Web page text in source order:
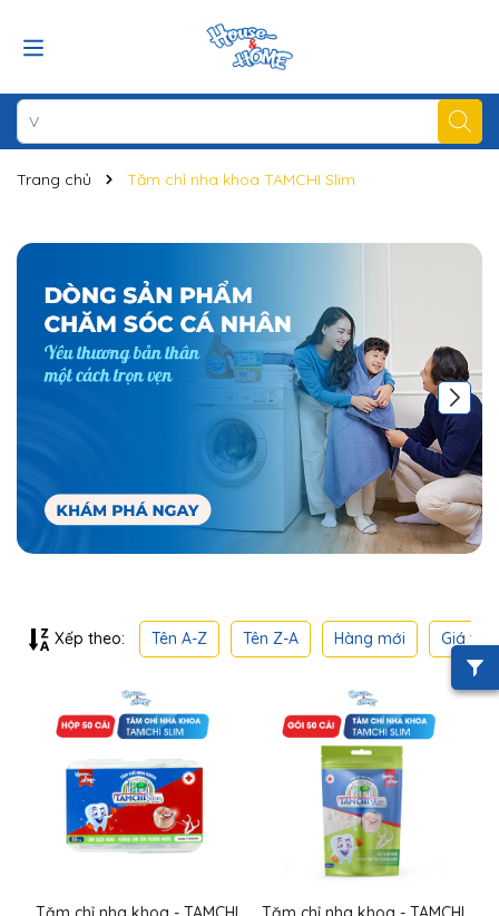
Trang chủ Tăm chỉ nha khoa TAMCHI Slim
Xếp theo: Tên A-Z Tên Z-A Hàng mới Giá